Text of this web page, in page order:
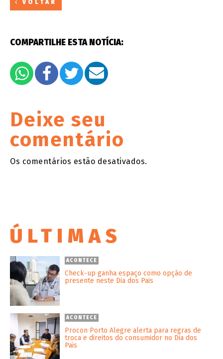
VOLTAR
COMPARTILHE ESTA NOTÍCIA:
Deixe seu
comentário
Os comentários estão desativados.
ÚLTIMAS
ACONTECE
Check-up ganha espaço como opção de
presente neste Dia dos Pais
ACONTECE
Procon Porto Alegre alerta para regras de
troca e direitos do consumidor no Dia dos
Pais